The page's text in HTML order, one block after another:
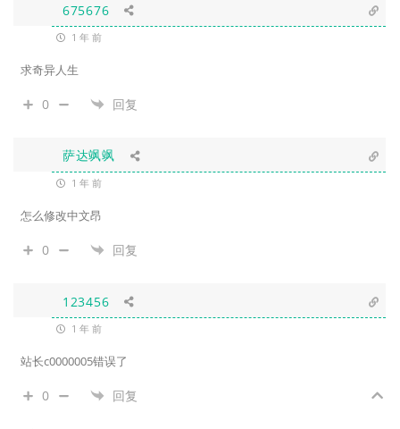
675676
1 年 前
求奇异人生
0 回复
萨达飒飒
1 年 前
怎么修改中文昂
0 回复
123456
1 年 前
站长c0000005错误了
0 回复